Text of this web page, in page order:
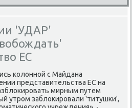
'УДАР'
ЕС
колοнной с Майдана
представительства ЕС на
мирным путем
утром заблοкировали 'титушки',